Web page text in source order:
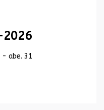
- abe. 31